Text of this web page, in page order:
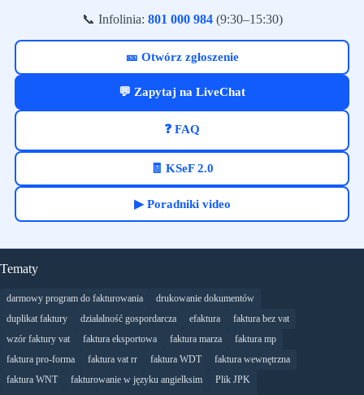
📞 Infolinia: 801 000 984(9:30–15:30)
🎫 Otwórz zgłoszenie
💬 Zapytaj na LiveChat
❓ FAQ
🧾 KSeF 2.0
▶ Poradniki video
Tematy
darmowy program do fakturowania
drukowanie dokumentów
duplikat faktury
działalność gospordarcza efaktura
faktura bez vat
wzór faktury vat
faktura eksportowa faktura marza
faktura mp
faktura pro-forma
faktura vat rr faktura WDT
faktura wewnętrzna
faktura WNT
fakturowanie w języku angielksim
Plik JPK